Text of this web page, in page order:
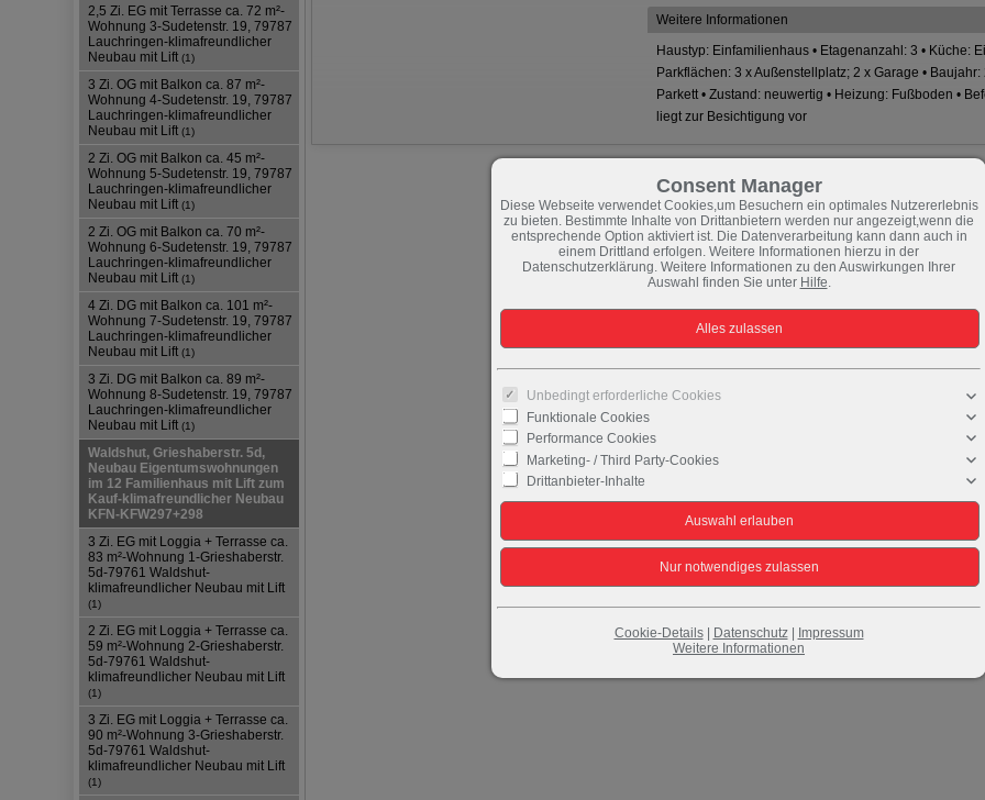
2,5 Zi. EG mit Terrasse ca. 72 m²-
Wohnung 3-Sudetenstr. 19, 79787
Lauchringen-klimafreundlicher
Neubau mit Lift(1)
3 Zi. OG mit Balkon ca. 87 m²-
Wohnung 4-Sudetenstr. 19, 79787
Lauchringen-klimafreundlicher
Neubau mit Lift(1)
2 Zi. OG mit Balkon ca. 45 m²-
Wohnung 5-Sudetenstr. 19, 79787
Lauchringen-klimafreundlicher
Neubau mit Lift(1)
2 Zi. OG mit Balkon ca. 70 m²-
Wohnung 6-Sudetenstr. 19, 79787
Lauchringen-klimafreundlicher
Neubau mit Lift(1)
4 Zi. DG mit Balkon ca. 101 m²-
Wohnung 7-Sudetenstr. 19, 79787
Lauchringen-klimafreundlicher
Neubau mit Lift(1)
3 Zi. DG mit Balkon ca. 89 m²-
Wohnung 8-Sudetenstr. 19, 79787
Lauchringen-klimafreundlicher
Neubau mit Lift(1)
Waldshut, Grieshaberstr. 5d,
Neubau Eigentumswohnungen
im 12 Familienhaus mit Lift zum
Kauf-klimafreundlicher Neubau
KFN-KFW297+298
3 Zi. EG mit Loggia + Terrasse ca.
83 m²-Wohnung 1-Grieshaberstr.
5d-79761 Waldshut-
klimafreundlicher Neubau mit Lift
(1)
2 Zi. EG mit Loggia + Terrasse ca.
59 m²-Wohnung 2-Grieshaberstr.
5d-79761 Waldshut-
klimafreundlicher Neubau mit Lift
(1)
3 Zi. EG mit Loggia + Terrasse ca.
90 m²-Wohnung 3-Grieshaberstr.
5d-79761 Waldshut-
klimafreundlicher Neubau mit Lift
(1)
Weitere Informationen
Haustyp: Einfamilienhaus • Etagenanzahl: 3 • Küche:
Parkflächen: 3 x Außenstellplatz; 2 x Garage •
Parkett • Zustand: neuwertig • Heizung: Fußboden •
liegt zur Besichtigung vor
Consent Manager
Diese Webseite verwendet Cookies,um Besuchern ein optimales Nutzererlebnis
zu bieten. Bestimmte Inhalte von Drittanbietern werden nur angezeigt,wenn die
entsprechende Option aktiviert ist. Die Datenverarbeitung kann dann auch in
einem Drittland erfolgen. Weitere Informationen hierzu in der
Datenschutzerklärung. Weitere Informationen zu den Auswirkungen Ihrer
Auswahl finden Sie unter Hilfe.
Unbedingt erforderliche Cookies
Funktionale Cookies
Performance Cookies
Marketing- / Third Party-Cookies
Drittanbieter-Inhalte
Cookie-Details| Datenschutz|
Impressum
Weitere Informationen